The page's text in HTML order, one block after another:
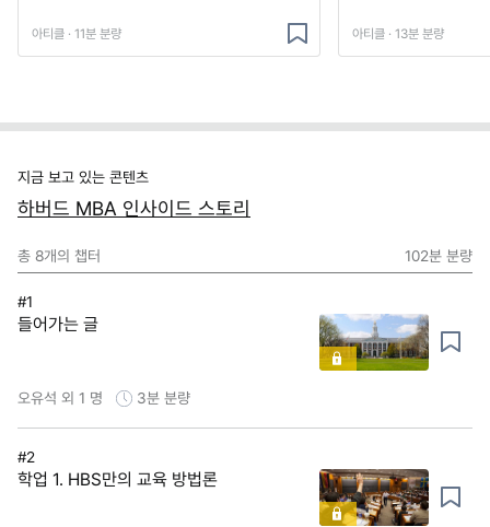
아티클 · 11분 분량 아티클 · 13분 분량
지금 보고 있는 콘텐츠
하버드 MBA 인사이드 스토리
총 8개의 챕터 102분 분량
#1
들어가는 글
오유석 외 1 명 3분 분량
#2
학업 1. HBS만의 교육 방법론